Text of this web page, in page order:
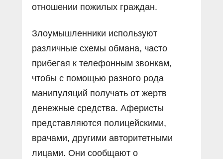
отношении пожилых граждан.
Злоумышленники используют
различные схемы обмана, часто
прибегая к телефонным звонкам,
чтобы с помощью разного рода
манипуляций получать от жертв
денежные средства. Аферисты
представляются полицейскими,
врачами, другими авторитетными
лицами. Они сообщают о